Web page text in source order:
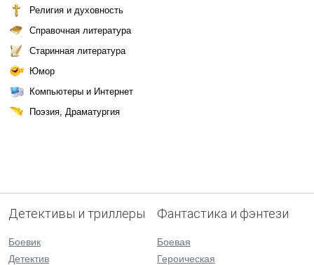
Религия и духовность
Справочная литература
Старинная литература
Юмор
Компьютеры и Интернет
Поэзия, Драматургия
Детективы и триллеры
Боевик
Детектив
Фантастика и фэнтези
Боевая
Героическая